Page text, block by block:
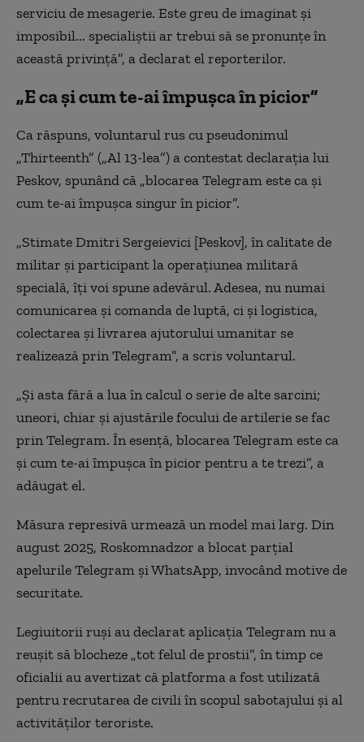
serviciu de mesagerie. Este greu de imaginat și
imposibil... specialiștii ar trebui să se pronunțe în
această privință”, a declarat el reporterilor.
„E ca și cum te-ai împușca în picior”
Ca răspuns, voluntarul rus cu pseudonimul
„Thirteenth” („Al 13-lea”) a contestat declarația lui
Peskov, spunând că „blocarea Telegram este ca și
cum te-ai împușca singur în picior”.
„Stimate Dmitri Sergeievici [Peskov], în calitate de
militar și participant la operațiunea militară
specială, îți voi spune adevărul. Adesea, nu numai
comunicarea și comanda de luptă, ci și logistica,
colectarea și livrarea ajutorului umanitar se
realizează prin Telegram”, a scris voluntarul.
„Și asta fără a lua în calcul o serie de alte sarcini;
uneori, chiar și ajustările focului de artilerie se fac
prin Telegram. În esență, blocarea Telegram este ca
și cum te-ai împușca în picior pentru a te trezi”, a
adăugat el.
Măsura represivă urmează un model mai larg. Din
august 2025, Roskomnadzor a blocat parțial
apelurile Telegram și WhatsApp, invocând motive de
securitate.
Legiuitorii ruși au declarat aplicația Telegram nu a
reușit să blocheze „tot felul de prostii”, în timp ce
oficialii au avertizat că platforma a fost utilizată
pentru recrutarea de civili în scopul sabotajului și al
activităților teroriste.